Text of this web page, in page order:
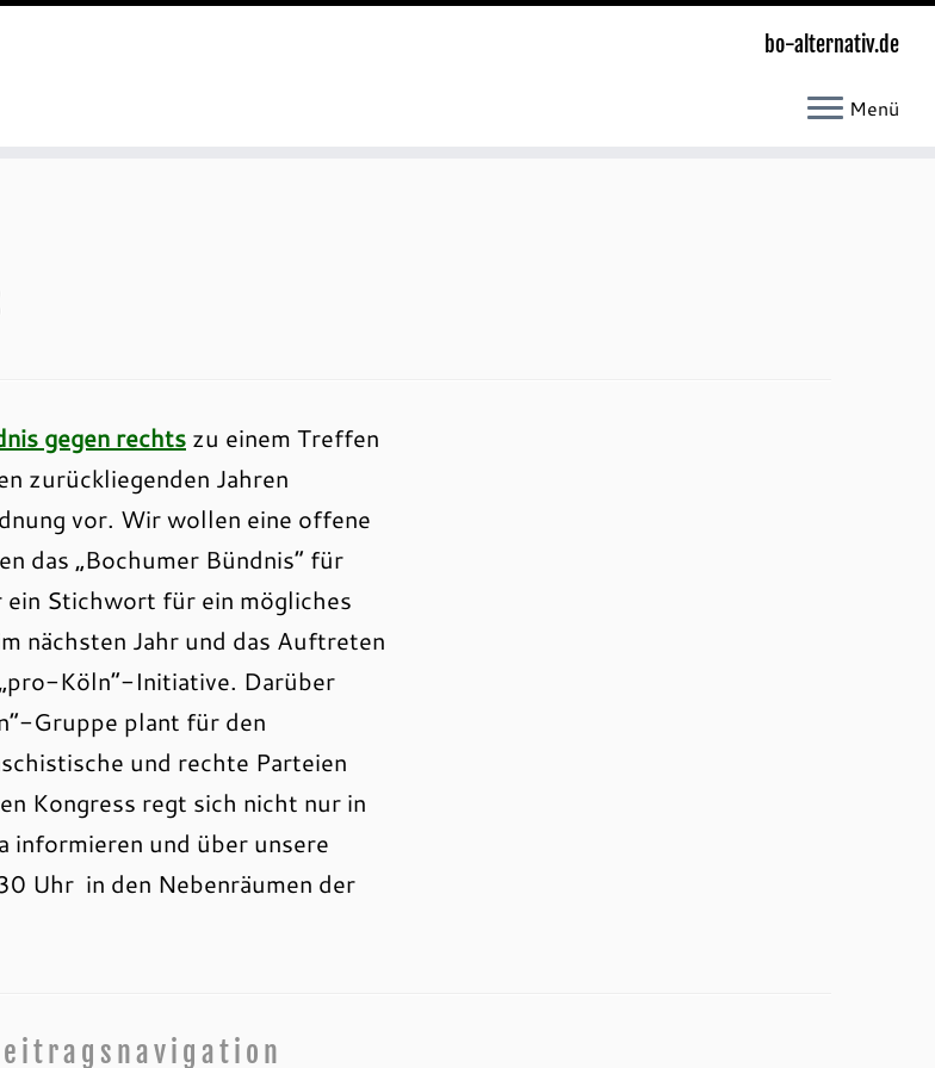
bo-alternativ.de
Menü
gegen rechts zu einem Treffen
zurückliegenden Jahren
vor. Wir wollen eine offene
das „Bochumer Bündnis“ für
Stichwort für ein mögliches
nächsten Jahr und das Auftreten
Köln“-Initiative. Darüber
Gruppe plant für den
und rechte Parteien
Kongress regt sich nicht nur in
informieren und über unsere
Uhr in den Nebenräumen der